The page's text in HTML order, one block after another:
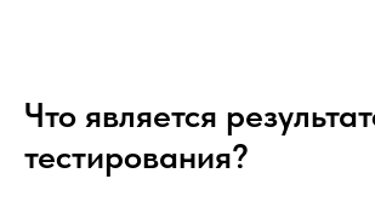
Что является
тестирования?